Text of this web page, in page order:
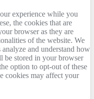
experience while you
the cookies that are
browser as they are
of the website. We
and understand how
be stored in your browser
option to opt-out of these
cookies may affect your